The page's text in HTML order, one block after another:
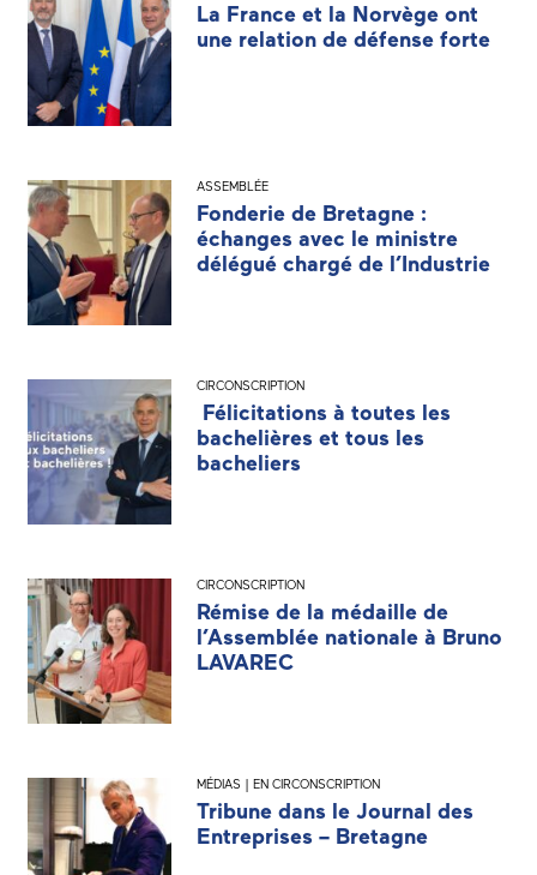
La France et la Norvège ont
une relation de défense forte
ASSEMBLÉE
Fonderie de Bretagne :
échanges avec le ministre
délégué chargé de l’Industrie
CIRCONSCRIPTION
Félicitations à toutes les
bachelières et tous les
bacheliers
CIRCONSCRIPTION
Rémise de la médaille de
l’Assemblée nationale à Bruno
LAVAREC
MÉDIAS | EN CIRCONSCRIPTION
Tribune dans le Journal des
Entreprises – Bretagne